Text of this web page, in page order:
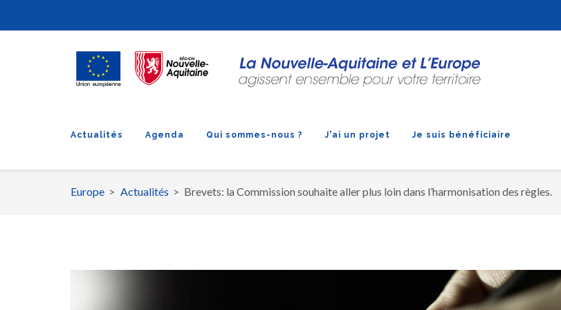
Actualités Agenda Qui sommes-nous ? J'ai un projet Je suis bénéficiaire
Fil
Europe Actualités Brevets: la Commission souhaite aller plus loin dans l’harmonisation des règles.